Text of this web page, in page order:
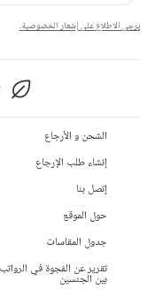
يرجى الاطلاع على إشعار الخصوصية.
الشحن و الأرجاع
إنشاء طلب الإرجاع
إتصل بنا
حول الموقع
جدول المقاسات
تقرير عن الفجوة في الرواتب
بين الجنسين